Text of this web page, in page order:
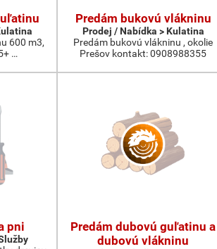
600 m3,
…
Predám bukovú vlákninu
Prodej / Nabídka > Kulatina
Predám bukovú vlákninu , okolie
Prešov kontakt: 0908988355
pni
Predám dubovú guľatinu a
dubovú vlákninu